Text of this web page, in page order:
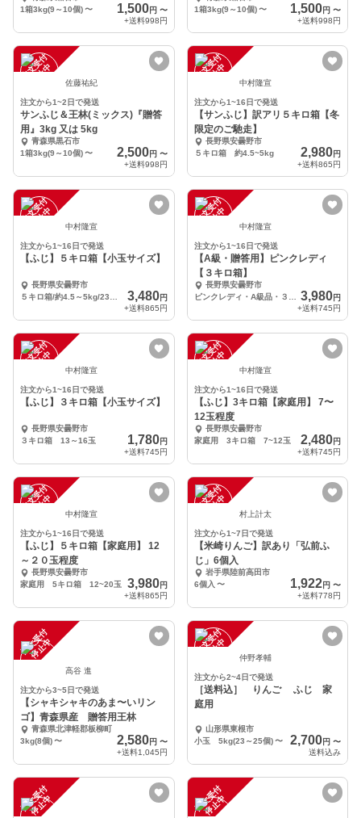
1箱3kg(9～10個)〜 1,500円 〜
+送料998円
1箱3kg(9～10個) 〜 1,500円 〜
+送料998円
注
文
受
付
停
止
中 佐藤祐紀
注文から1~2日で発送
サンふじ＆王林(ミックス)『贈答
用』3kg 又は 5kg
青森県黒石市
1箱3kg(9～10個)〜 2,500円 〜
+送料998円
注
文
受
付
停
止
中 中村隆宣
注文から1~16日で発送
【サンふじ】訳アリ５キロ箱【冬
限定のご馳走】
長野県安曇野市
５キロ箱 約4.5~5kg
2,980円
+送料865円
注
文
受
付
停
止
中 中村隆宣
注文から1~16日で発送
【ふじ】５キロ箱【小玉サイズ】
長野県安曇野市
3,480円
+送料865円
注
文
受
付
停
止
中 中村隆宣
注文から1~16日で発送
【A級・贈答用】ピンクレディ
【３キロ箱】
長野県安曇野市
3,980円
+送料745円
注
文
受
付
停
止
中 中村隆宣
注文から1~16日で発送
【ふじ】３キロ箱【小玉サイズ】
長野県安曇野市
３キロ箱 13～16玉
1,780円
+送料745円
注
文
受
付
停
止
中 中村隆宣
注文から1~16日で発送
【ふじ】3キロ箱【家庭用】 7〜
12玉程度
長野県安曇野市
家庭用 3キロ箱 7~12玉
2,480円
+送料745円
注
文
受
付
停
止
中 中村隆宣
注文から1~16日で発送
【ふじ】５キロ箱【家庭用】 12
～２０玉程度
長野県安曇野市
家庭用 5キロ箱 12~20玉
3,980円
+送料865円
注
文
受
付
停
止
中 村上計太
注文から1~7日で発送
【米崎りんご】訳あり「弘前ふ
じ」6個入
岩手県陸前高田市
6個入 〜 1,922円 〜
+送料778円
注
文
受
付
停
止
中
高谷 進
注文から3~5日で発送
【シャキシャキのあま〜いリン
ゴ】青森県産 贈答用王林
青森県北津軽郡板柳町
3kg(8個)〜 2,580円 〜
+送料1,045円
注
文
受
付
停
止
中 仲野孝輔
注文から2~4日で発送
［送料込］ りんご ふじ 家
庭用
山形県東根市
小玉 5kg(23～25個) 〜 2,700円 〜
送料込み
注
文
受
付
停
止
中 注
文
受
付
停
止
中